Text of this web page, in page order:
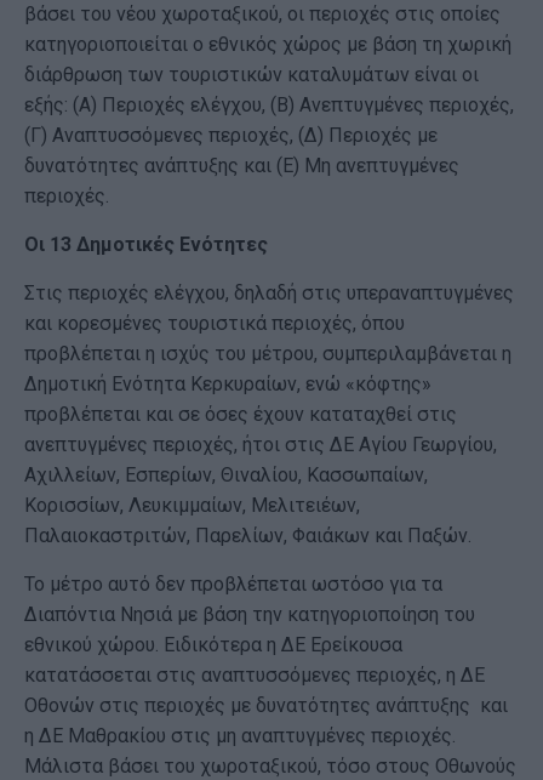
βάσει του νέου χωροταξικού, οι περιοχές στις οποίες
κατηγοριοποιείται ο εθνικός χώρος με βάση τη χωρική
διάρθρωση των τουριστικών καταλυμάτων είναι οι
εξής: (Α) Περιοχές ελέγχου, (Β) Ανεπτυγμένες περιοχές,
(Γ) Αναπτυσσόμενες περιοχές, (Δ) Περιοχές με
δυνατότητες ανάπτυξης και (E) Μη ανεπτυγμένες
περιοχές.
Οι 13 Δημοτικές Ενότητες
Στις περιοχές ελέγχου, δηλαδή στις υπεραναπτυγμένες
και κορεσμένες τουριστικά περιοχές, όπου
προβλέπεται η ισχύς του μέτρου, συμπεριλαμβάνεται η
Δημοτική Ενότητα Κερκυραίων, ενώ «κόφτης»
προβλέπεται και σε όσες έχουν καταταχθεί στις
ανεπτυγμένες περιοχές, ήτοι στις ΔΕ Αγίου Γεωργίου,
Αχιλλείων, Εσπερίων, Θιναλίου, Κασσωπαίων,
Κορισσίων, Λευκιμμαίων, Μελιτειέων,
Παλαιοκαστριτών, Παρελίων, Φαιάκων και Παξών.
Το μέτρο αυτό δεν προβλέπεται ωστόσο για τα
Διαπόντια Νησιά με βάση την κατηγοριοποίηση του
εθνικού χώρου. Ειδικότερα η ΔΕ Ερείκουσα
κατατάσσεται στις αναπτυσσόμενες περιοχές, η ΔΕ
Οθονών στις περιοχές με δυνατότητες ανάπτυξης και
η ΔΕ Μαθρακίου στις μη αναπτυγμένες περιοχές.
Μάλιστα βάσει του χωροταξικού, τόσο στους Οθωνούς